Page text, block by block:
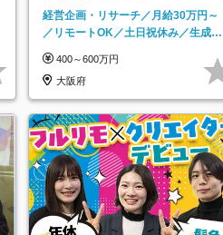
経営企画・リサーチ／月給30万円～
／リモートOK／土日祝休み／生成AI
400～600万円
大阪府